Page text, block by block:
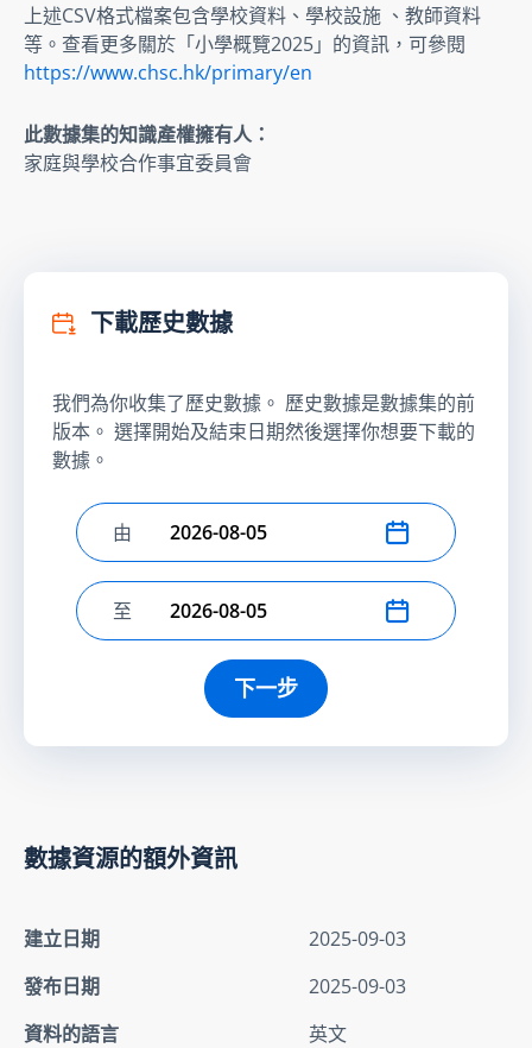
上述CSV格式檔案包含學校資料、學校設施 、教師資料
等。查看更多關於「小學概覽2025」的資訊，可參閱
https://www.chsc.hk/primary/en
此數據集的知識產權擁有人：
家庭與學校合作事宜委員會
下載歷史數據
我們為你收集了歷史數據。 歷史數據是數據集的前
版本。 選擇開始及結束日期然後選擇你想要下載的
數據。
選擇開始日期
由
選擇結束日期
至
下一步
數據資源的額外資訊
建立日期
2025-09-03
發布日期
2025-09-03
資料的語言
英文